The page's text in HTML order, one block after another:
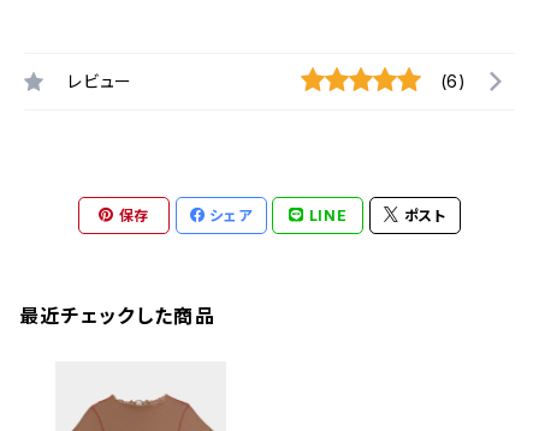
レビュー (6)
保存 シェア LINE ポスト
最近チェックした商品